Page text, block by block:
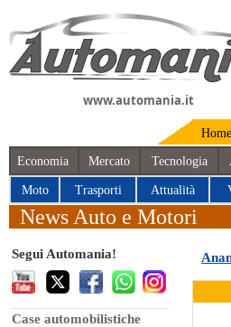
www.automania.it
Home
Economia Mercato Tecnologia
Moto Trasporti Attualità
News Auto e Motori
Segui Automania!
Case automobilistiche